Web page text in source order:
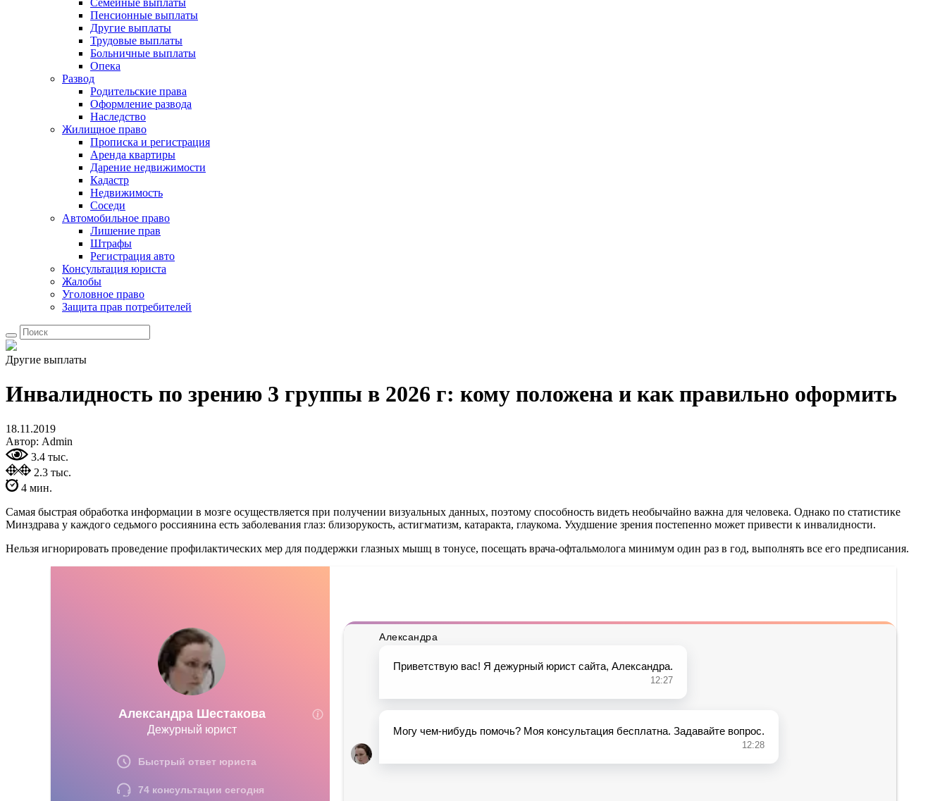
Семейные выплаты
Пенсионные выплаты
Другие выплаты
Трудовые выплаты
Больничные выплаты
Опека
Развод
Родительские права
Оформление развода
Наследство
Жилищное право
Прописка и регистрация
Аренда квартиры
Дарение недвижимости
Кадастр
Недвижимость
Соседи
Автомобильное право
Лишение прав
Штрафы
Регистрация авто
Консультация юриста
Жалобы
Уголовное право
Защита прав потребителей
Другие выплаты
Инвалидность по зрению 3 группы в 2026 г: кому положена и как правильно оформить
18.11.2019
Автор: Admin
3.4 тыс.
2.3 тыс.
4 мин.
Самая быстрая обработка информации в мозге осуществляется при получении визуальных данных, поэтому способность видеть необычайно важна для человека. Однако по статистике
Минздрава у каждого седьмого россиянина есть заболевания глаз: близорукость, астигматизм, катаракта, глаукома. Ухудшение зрения постепенно может привести к инвалидности.
Нельзя игнорировать проведение профилактических мер для поддержки глазных мышц в тонусе, посещать врача-офтальмолога минимум один раз в год, выполнять все его предписания.